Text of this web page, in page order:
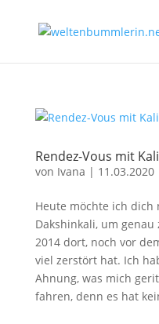
Rendez-Vous mit Kali
von Ivana | 11.03.2020
Heute möchte ich dich
Dakshinkali, um
2014 dort, noch vor
viel zerstört hat. Ich
Ahnung, was mich
fahren, denn es hat